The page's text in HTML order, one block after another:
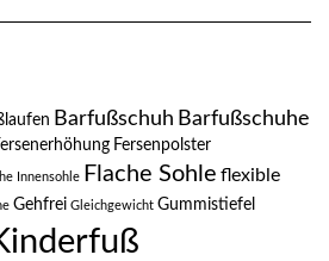
Barfußschuh Barfußschuhe
Fersenpolster
Innensohle Flache Sohle flexible
Gehfrei Gleichgewicht Gummistiefel